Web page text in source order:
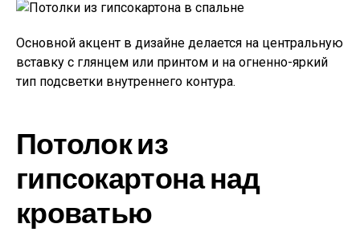
Основной акцент в дизайне делается на центральную
вставку с глянцем или принтом и на огненно-яркий
тип подсветки внутреннего контура.
Потолок из
гипсокартона над
кроватью